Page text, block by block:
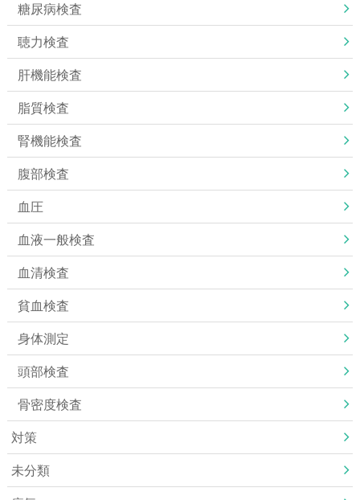
糖尿病検査
聴力検査
肝機能検査
脂質検査
腎機能検査
腹部検査
血圧
血液一般検査
血清検査
貧血検査
身体測定
頭部検査
骨密度検査
対策
未分類